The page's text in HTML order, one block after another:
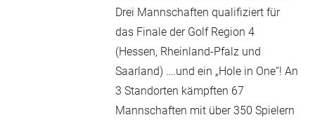
Drei Mannschaften qualifiziert für
das Finale der Golf Region 4
(Hessen, Rheinland-Pfalz und
Saarland) ….und ein „Hole in One“! An
3 Standorten kämpften 67
Mannschaften mit über 350 Spielern